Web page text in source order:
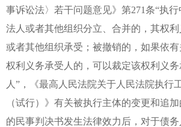
事诉讼法〉若干问题意见》第271条“执
法人或者其他组织分立、合并的，其权利
或者其他组织承受；被撤销的，如果依
权利义务承受人的，可以裁定该权利义
人”，《最高人民法院关于人民法院执行
（试行）》有关被执行主体的变更和追
的民事判决书发生法律效力后，对于债